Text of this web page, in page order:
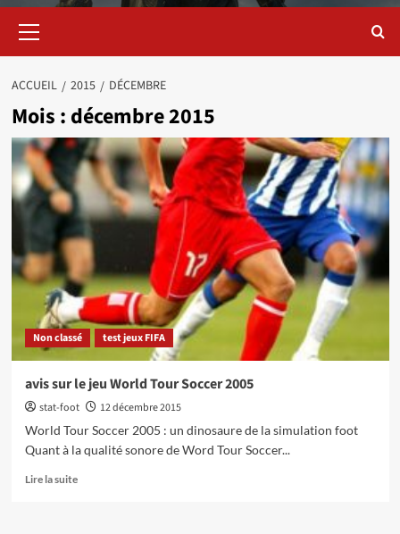
principal
ACCUEIL 2015 DÉCEMBRE
Mois : décembre 2015
Non classé test jeux FIFA
avis sur le jeu World Tour Soccer 2005
stat-foot
12 décembre 2015
World Tour Soccer 2005 : un dinosaure de la simulation foot
Quant à la qualité sonore de Word Tour Soccer...
Lire la suiteEn